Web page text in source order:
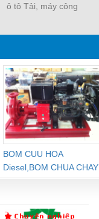
ô tô Tải, máy công
BOM CUU HOA
Diesel,BOM CHUA CHAY